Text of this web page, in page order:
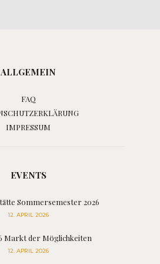
ALLGEMEIN
FAQ
IMPRESSUM
EVENTS
Sommersemester 2026
12. APRIL 2026
Markt der Möglichkeiten
12. APRIL 2026